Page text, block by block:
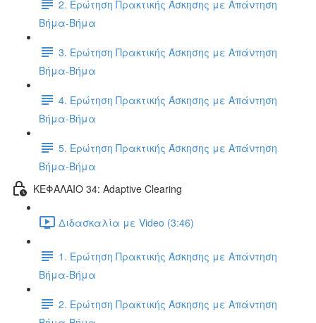
2. Ερώτηση Πρακτικής Άσκησης με Απάντηση
Βήμα-Βήμα
3. Ερώτηση Πρακτικής Άσκησης με Απάντηση
Βήμα-Βήμα
4. Ερώτηση Πρακτικής Άσκησης με Απάντηση
Βήμα-Βήμα
5. Ερώτηση Πρακτικής Άσκησης με Απάντηση
Βήμα-Βήμα
ΚΕΦΑΛΑΙΟ 34: Adaptive Clearing
Διδασκαλία με Video (3:46)
1. Ερώτηση Πρακτικής Άσκησης με Απάντηση
Βήμα-Βήμα
2. Ερώτηση Πρακτικής Άσκησης με Απάντηση